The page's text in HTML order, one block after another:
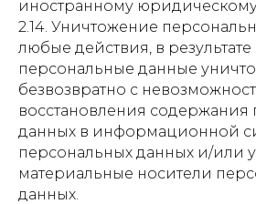
иностранному
2.14. Уничтожение
любые действия, в
персональные данные
безвозвратно с
восстановления содержания
данных в информационной
персональных данных и/или
материальные носители
данных.